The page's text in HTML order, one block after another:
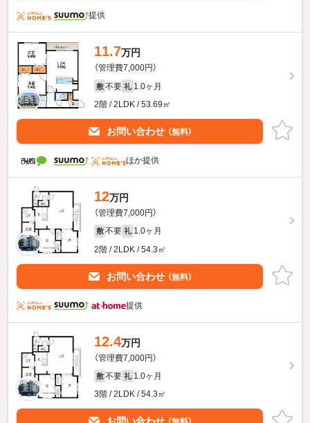
提供
11.7万円
（管理費7,000円）
敷 不要 礼 1.0ヶ月
2階 / 2LDK / 53.69㎡
お問い合わせ （無料）
ほか提供
12万円
（管理費7,000円）
敷 不要 礼 1.0ヶ月
2階 / 2LDK / 54.3㎡
お問い合わせ （無料）
提供
12.4万円
（管理費7,000円）
敷 不要 礼 1.0ヶ月
3階 / 2LDK / 54.3㎡